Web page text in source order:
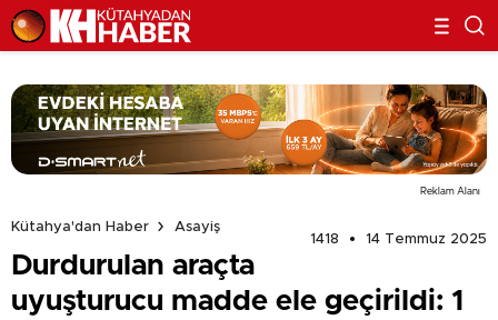
Reklam Alanı
Kütahya'dan Haber
Asayiş
1418
14 Temmuz 2025
Durdurulan araçta
uyuşturucu madde ele geçirildi: 1